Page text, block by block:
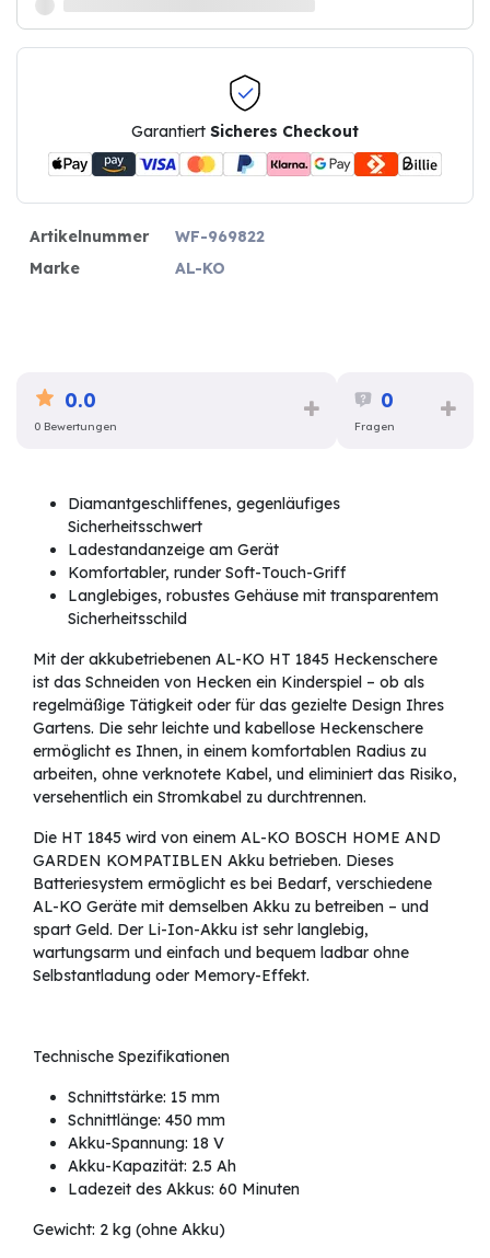
Garantiert Sicheres Checkout
Artikelnummer
WF-969822
Marke
AL-KO
0.0
0 Bewertungen
0
Fragen
Diamantgeschliffenes, gegenläufiges
Sicherheitsschwert
Ladestandanzeige am Gerät
Komfortabler, runder Soft-Touch-Griff
Langlebiges, robustes Gehäuse mit transparentem
Sicherheitsschild
Mit der akkubetriebenen AL-KO HT 1845 Heckenschere
ist das Schneiden von Hecken ein Kinderspiel – ob als
regelmäßige Tätigkeit oder für das gezielte Design Ihres
Gartens. Die sehr leichte und kabellose Heckenschere
ermöglicht es Ihnen, in einem komfortablen Radius zu
arbeiten, ohne verknotete Kabel, und eliminiert das Risiko,
versehentlich ein Stromkabel zu durchtrennen.
Die HT 1845 wird von einem AL-KO BOSCH HOME AND
GARDEN KOMPATIBLEN Akku betrieben. Dieses
Batteriesystem ermöglicht es bei Bedarf, verschiedene
AL-KO Geräte mit demselben Akku zu betreiben – und
spart Geld. Der Li-Ion-Akku ist sehr langlebig,
wartungsarm und einfach und bequem ladbar ohne
Selbstantladung oder Memory-Effekt.
Technische Spezifikationen
Schnittstärke: 15 mm
Schnittlänge: 450 mm
Akku-Spannung: 18 V
Akku-Kapazität: 2.5 Ah
Ladezeit des Akkus: 60 Minuten
Gewicht: 2 kg (ohne Akku)